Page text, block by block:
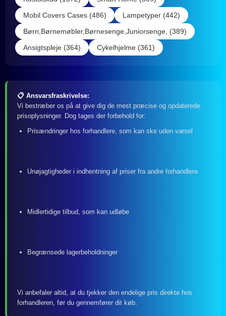
Mobil Covers Cases (486)
Lampetyper (442)
Børn,Børnemøbler,Børnesenge,Juniorsenge, (389)
Ansigtspleje (364)
Cykelhjelme (361)
📋 Ansvarsfraskrivelse:
Vi bestræber os på at give dig de mest præcise og opdaterede
prisoplysninger. Dog tages der forbehold for:
Prisændringer hos forhandlere, som kan ske uden varsel
Unøjagtigheder i indhentning af priser fra andre forhandlere
Midlertidige tilbud, som kan udløbe
Begrænsede lagerbeholdninger
Vi anbefaler altid, at du tjekker den endelige pris direkte hos
forhandleren, før du gennemfører dit køb.